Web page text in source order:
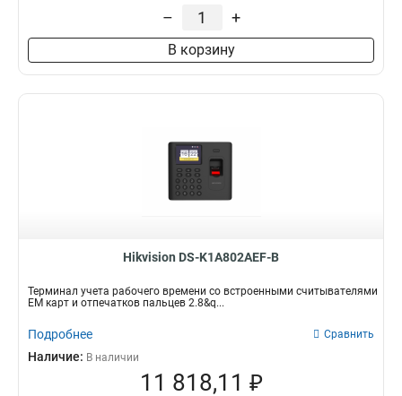
– +
В корзину
Hikvision DS-K1A802AEF-B
Терминал учета рабочего времени со встроенными считывателями
EM карт и отпечатков пальцев 2.8&q...
Подробнее Сравнить
Наличие: В наличии
11 818,11 ₽